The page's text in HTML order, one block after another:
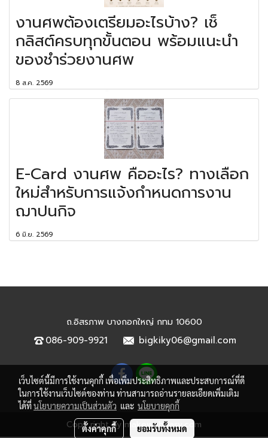
งานศพต้องเตรียมอะไรบ้าง? เช็
กลิสต์ครบทุกขั้นตอน พร้อมแนะนำ
ของชำร่วยงานศพ
8 ส.ค. 2569
E-Card งานศพ คืออะไร? ทางเลือก
ใหม่สำหรับการแจ้งกำหนดการงาน
ฌาปนกิจ
6 มิ.ย. 2569
ถ.อิสรภาพ บางกอกใหญ่ กทม 10600
086-909-9921 bigkiky06@gmail.com
Copy right by makewebeasy.com
เว็บไซต์นี้มีการใช้งานคุกกี้ เพื่อเพิ่มประสิทธิภาพและประสบการณ์ที่ดี
ในการใช้งานเว็บไซต์ของท่าน ท่านสามารถอ่านรายละเอียดเพิ่มเติม
ได้ที่นโยบายความเป็นส่วนตัว และ นโยบายคุกกี้
ตั้งค่าคุกกี้ ยอมรับทั้งหมด